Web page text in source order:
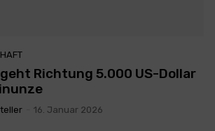
Richtung 5.000 US-Dollar
16. Januar 2026